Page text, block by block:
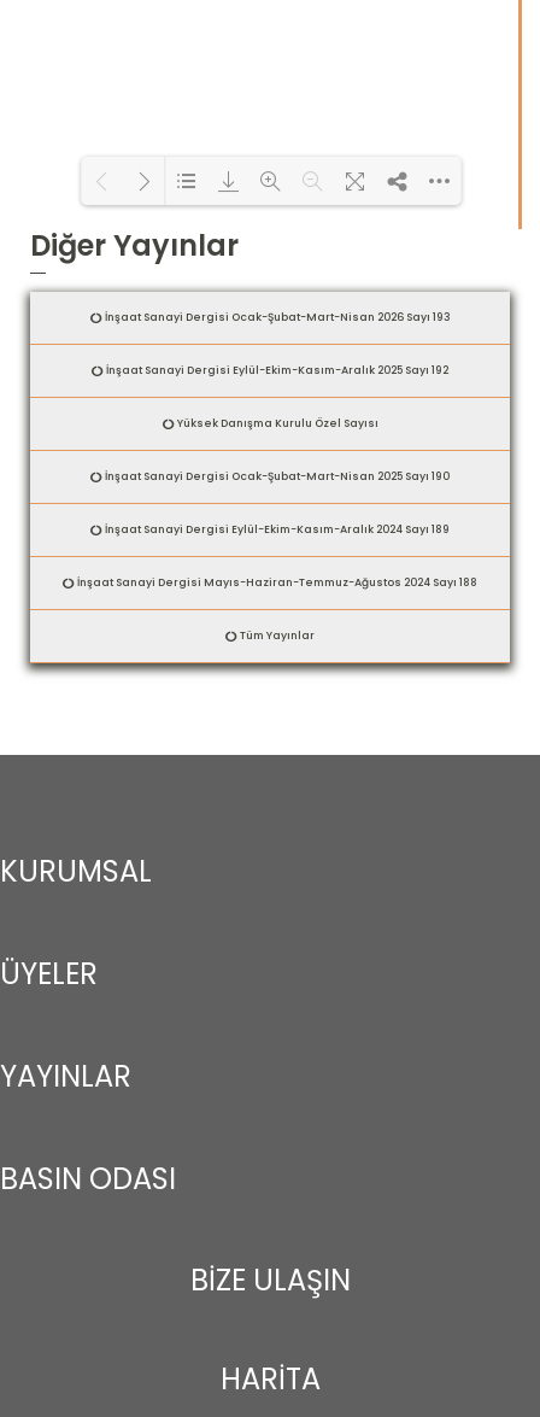
Loading PDF 8% ...
Diğer Yayınlar
İnşaat Sanayi Dergisi Ocak-Şubat-Mart-Nisan 2026 Sayı 193
İnşaat Sanayi Dergisi Eylül-Ekim-Kasım-Aralık 2025 Sayı 192
Yüksek Danışma Kurulu Özel Sayısı
İnşaat Sanayi Dergisi Ocak-Şubat-Mart-Nisan 2025 Sayı 190
İnşaat Sanayi Dergisi Eylül-Ekim-Kasım-Aralık 2024 Sayı 189
İnşaat Sanayi Dergisi Mayıs-Haziran-Temmuz-Ağustos 2024 Sayı 188
Tüm Yayınlar
KURUMSAL
ÜYELER
YAYINLAR
BASIN ODASI
BİZE ULAŞIN
HARİTA